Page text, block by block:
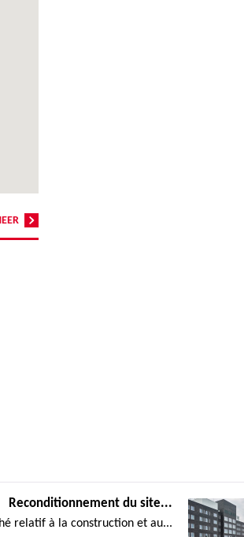
Reconditionnement du site...
relatif à la construction et au...